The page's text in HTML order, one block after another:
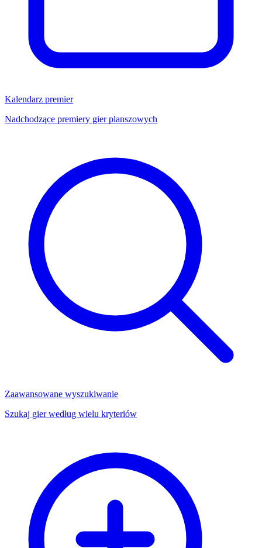
Kalendarz premier
Nadchodzące premiery gier planszowych
Zaawansowane wyszukiwanie
Szukaj gier według wielu kryteriów